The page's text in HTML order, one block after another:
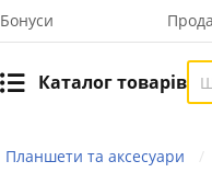
Бонуси
Каталог товарів
Планшети та аксесуари